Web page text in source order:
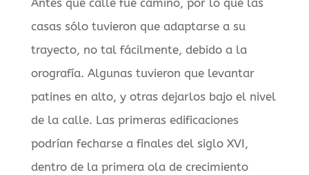
Antes que calle fue camino, por lo que las
casas sólo tuvieron que adaptarse a su
trayecto, no tal fácilmente, debido a la
orografía. Algunas tuvieron que levantar
patines en alto, y otras dejarlos bajo el nivel
de la calle. Las primeras edificaciones
podrían fecharse a finales del siglo XVI,
dentro de la primera ola de crecimiento